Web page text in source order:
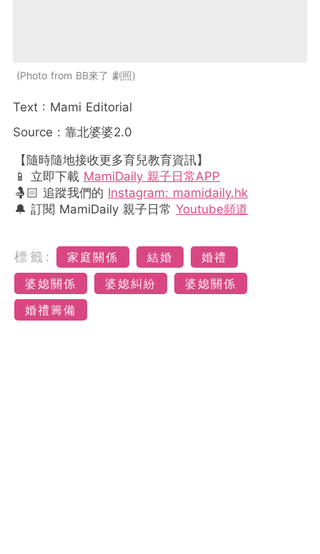
Photo from BB來了 劇照
Text : Mami Editorial
Source : 靠北婆婆2.0
【隨時隨地接收更多育兒教育資訊】
📱 立即下載 MamiDaily 親子日常APP
🤱🏻 追蹤我們的 Instagram: mamidaily.hk
🔔 訂閱 MamiDaily 親子日常 Youtube頻道
標籤: 家庭關係 結婚
婚禮
婆媳關係
婆媳糾紛
婆媳關係
婚禮籌備